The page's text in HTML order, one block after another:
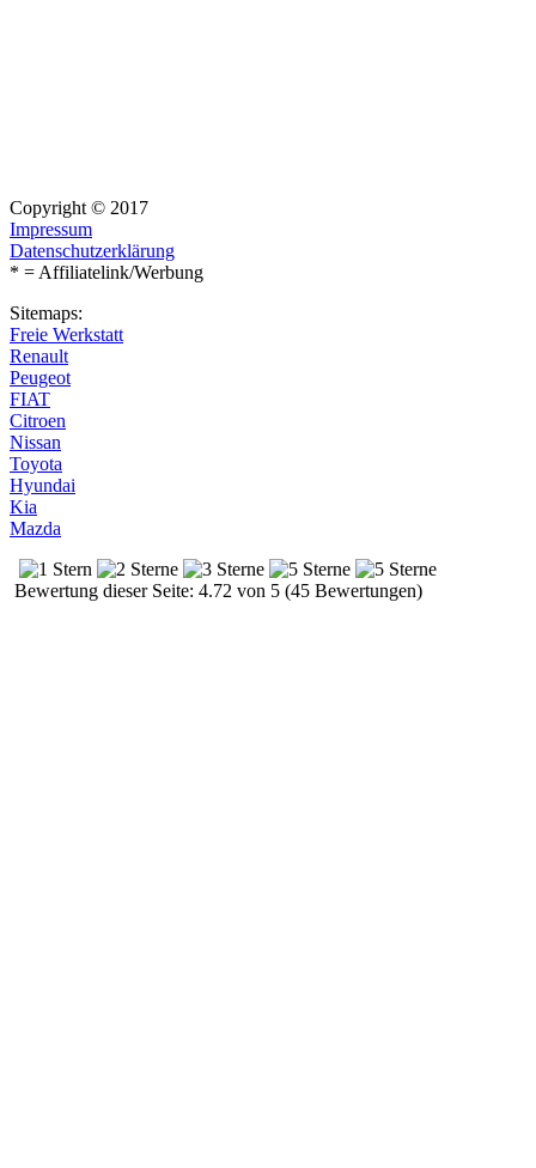
Copyright © 2017
Impressum
Datenschutzerklärung
* = Affiliatelink/Werbung
Sitemaps:
Freie Werkstatt
Renault
Peugeot
FIAT
Citroen
Nissan
Toyota
Hyundai
Kia
Mazda
Bewertung dieser Seite: 4.72 von 5 (45 Bewertungen)